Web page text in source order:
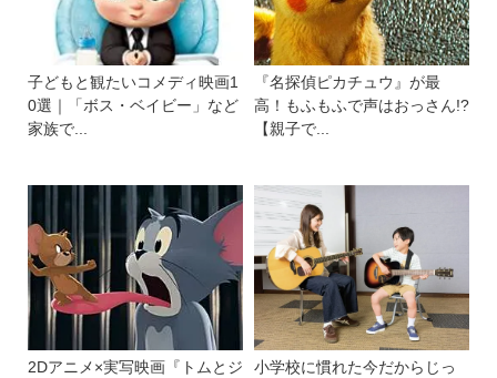
子どもと観たいコメディ映画1
0選｜「ボス・ベイビー」など
家族で...
『名探偵ピカチュウ』が最
高！もふもふで声はおっさん!?
【親子で...
2Dアニメ×実写映画『トムとジ
小学校に慣れた今だからじっ